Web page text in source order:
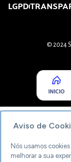
LGPD
© 2024
INICIO
Aviso de
Nós usamos
melhorar a sua